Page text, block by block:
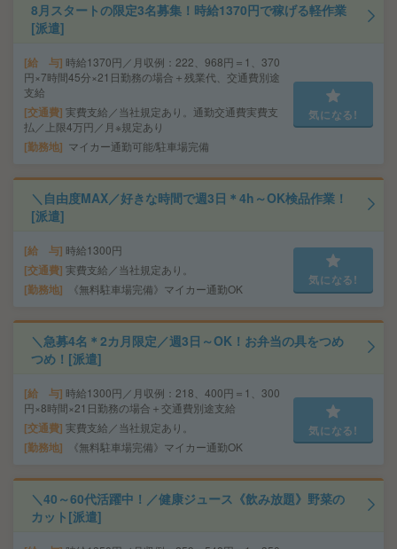
8月スタートの限定3名募集！時給1370円で稼げる軽作業
[派遣]
給 与 時給1370円／月収例：222、968円＝1、370
円×7時間45分×21日勤務の場合＋残業代、交通費別途
支給
交通費 実費支給／当社規定あり。通勤交通費実費支
払／上限4万円／月※規定あり
勤務地 マイカー通勤可能/駐車場完備
気になる!
＼自由度MAX／好きな時間で週3日＊4h～OK検品作業！
[派遣]
給 与 時給1300円
交通費 実費支給／当社規定あり。
勤務地 《無料駐車場完備》マイカー通勤OK
気になる!
＼急募4名＊2カ月限定／週3日～OK！お弁当の具をつめ
つめ！[派遣]
給 与 時給1300円／月収例：218、400円＝1、300
円×8時間×21日勤務の場合＋交通費別途支給
交通費 実費支給／当社規定あり。
勤務地 《無料駐車場完備》マイカー通勤OK
気になる!
＼40～60代活躍中！／健康ジュース《飲み放題》野菜の
カット[派遣]